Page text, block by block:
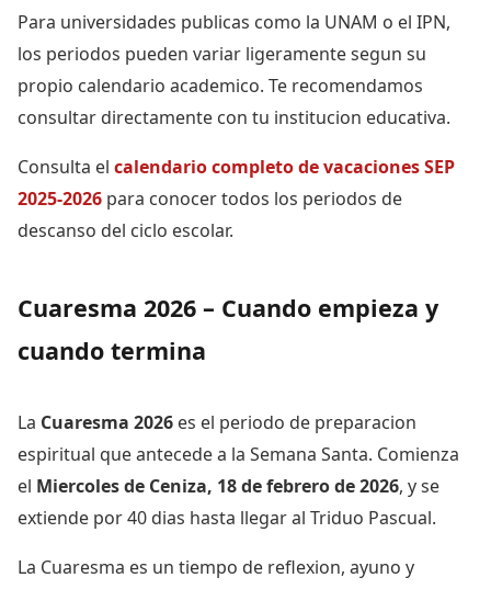
Para universidades publicas como la UNAM o el IPN,
los periodos pueden variar ligeramente segun su
propio calendario academico. Te recomendamos
consultar directamente con tu institucion educativa.
Consulta el calendario completo de vacaciones SEP
2025-2026 para conocer todos los periodos de
descanso del ciclo escolar.
Cuaresma 2026 – Cuando empieza y
cuando termina
La Cuaresma 2026 es el periodo de preparacion
espiritual que antecede a la Semana Santa. Comienza
el Miercoles de Ceniza, 18 de febrero de 2026, y se
extiende por 40 dias hasta llegar al Triduo Pascual.
La Cuaresma es un tiempo de reflexion, ayuno y